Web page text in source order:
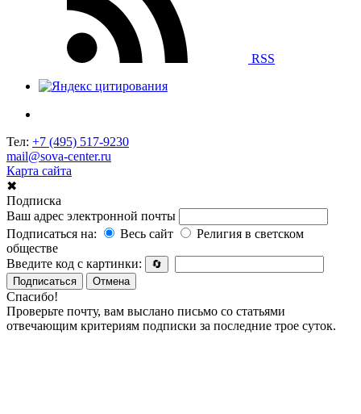
RSS
Тел: +7 (495) 517-9230
mail@sova-center.ru
Карта сайта
✖
Подписка
Ваш адрес электронной почты
Подписаться на:
Весь сайт
Религия в светском
обществе
Введите код с картинки:
🔄
Подписаться
Отмена
Спасибо!
Проверьте почту, вам выслано письмо со статьями
отвечающим критериям подписки за последние трое суток.